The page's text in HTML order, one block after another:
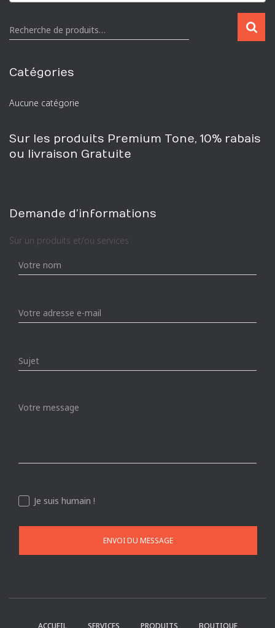
R
e
e
c
e
p
o
:
Recherche de produits…
Catégories
Aucune catégorie
Sur les produits Premium Tone, 10% rabais
ou livraison Gratuite
Demande d’informations
Sur un produits et/ou services
Je suis humain !
ENVOI DU MESSAGE
ACCUEIL SERVICES PRODUITS BOUTIQUE